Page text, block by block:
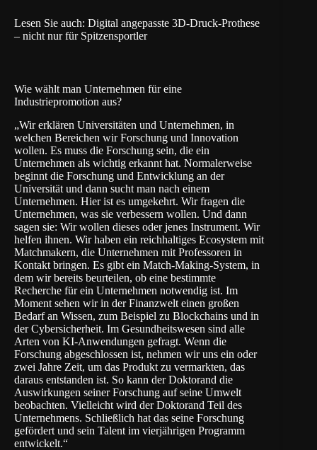
Lesen Sie auch: Digital angepasste 3D-Druck-Prothese
– nicht nur für Spitzensportler
Wie wählt man Unternehmen für eine
Industriepromotion aus?
„Wir erklären Universitäten und Unternehmen, in
welchen Bereichen wir Forschung und Innovation
wollen. Es muss die Forschung sein, die ein
Unternehmen als wichtig erkannt hat. Normalerweise
beginnt die Forschung und Entwicklung an der
Universität und dann sucht man nach einem
Unternehmen. Hier ist es umgekehrt. Wir fragen die
Unternehmen, was sie verbessern wollen. Und dann
sagen sie: Wir wollen dieses oder jenes Instrument. Wir
helfen ihnen. Wir haben ein reichhaltiges Ecosystem mit
Matchmakern, die Unternehmen mit Professoren in
Kontakt bringen. Es gibt ein Match-Making-System, in
dem wir bereits beurteilen, ob eine bestimmte
Recherche für ein Unternehmen notwendig ist. Im
Moment sehen wir in der Finanzwelt einen großen
Bedarf an Wissen, zum Beispiel zu Blockchains und in
der Cybersicherheit. Im Gesundheitswesen sind alle
Arten von KI-Anwendungen gefragt. Wenn die
Forschung abgeschlossen ist, nehmen wir uns ein oder
zwei Jahre Zeit, um das Produkt zu vermarkten, das
daraus entstanden ist. So kann der Doktorand die
Auswirkungen seiner Forschung auf seine Umwelt
beobachten. Vielleicht wird der Doktorand Teil des
Unternehmens. Schließlich hat das seine Forschung
gefördert und sein Talent im vierjährigen Programm
entwickelt.“